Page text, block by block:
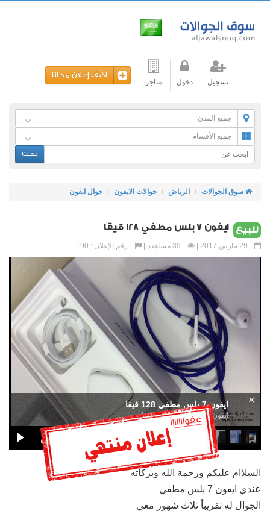
تسجيل دخول متاجر
أضف إعلان مجانا
جميع المدن
جميع الأقسام
بحث
سوق الجوالات الرياض جوالات الايفون جوال ايفون
للبيع ايفون 7 بلس مطفي 128 قيقا
رقم الإعلان : 190
ايفون 7 بلس مطفي 128 قيقا
ايفون 7 بلس مطفي 128 قيقا
×
السلاام عليكم ورحمة الله وبركاته
عندي ايفون 7 بلس مطفي
الجوال له تقريباً ثلاث شهور معي